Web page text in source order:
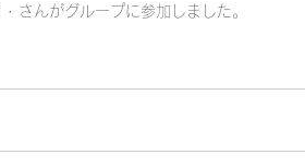
· さんがグループに参加しました。